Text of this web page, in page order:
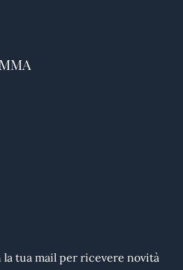
tua mail per ricevere novità